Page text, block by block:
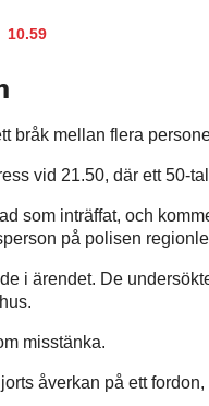
10.59
bråk mellan flera
vid 21.50, där ett 50-
som inträffat, och
på polisen
i ärendet. De
misstänka.
åverkan på ett